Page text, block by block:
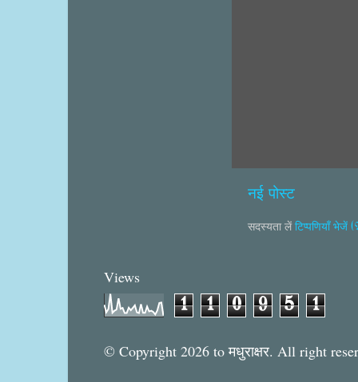
नई पोस्ट
सदस्यता लें टिप्पणियाँ भेजें
Views
1 1 0 9 5 1
© Copyright 2026 to मधुराक्षर. All right